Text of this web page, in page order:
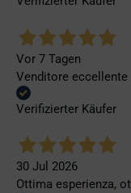
Vor 7 Tagen
Venditore eccellente
Verifizierter Käufer
30 Jul 2026
Ottima esperienza,